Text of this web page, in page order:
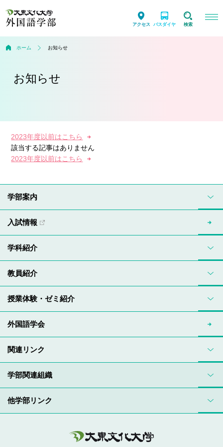
アクセス バスダイヤ 検索
ホーム お知らせ
お知らせ
2023年度以前はこちら
該当する記事はありません
2023年度以前はこちら
学部関連組織
他学部リンク
学部案内
入試情報
学科紹介
教員紹介
授業体験・ゼミ紹介
外国語学会
関連リンク